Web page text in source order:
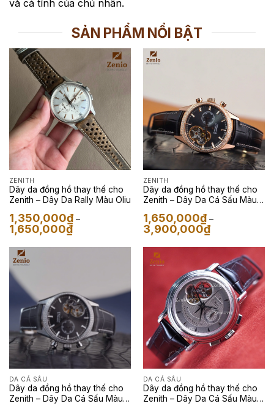
và cá tính của chủ nhân.
SẢN PHẨM NỔI BẬT
ZENITH
Dây da đồng hồ thay thế cho
Zenith – Dây Da Rally Màu Oliu
1,350,000₫ –
1,650,000₫Khoảng
giá:
ZENITH
Dây da đồng hồ thay thế cho
Zenith – Dây Da Cá Sấu Màu
1,650,000₫ –
3,900,000₫Khoảng
giá:
3,900,000₫
DA CÁ SẤU
Dây da đồng hồ thay thế cho
Zenith – Dây Da Cá Sấu Màu
DA CÁ SẤU
Dây da đồng hồ thay thế cho
Zenith – Dây Da Cá Sấu Màu